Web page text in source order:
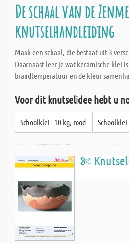
De schaal van de
knutselhandleiding
Maak een schaal, die bestaat uit 3
Daarnaast leer je wat keramische klei
brandtemperatuur en de kleur
Voor dit knutselidee hebt u
Schoolklei - 10 kg, rood Schoolklei